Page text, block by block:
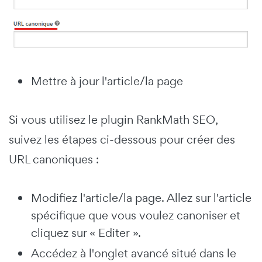
Mettre à jour l'article/la page
Si vous utilisez le plugin RankMath SEO,
suivez les étapes ci-dessous pour créer des
URL canoniques :
Modifiez l'article/la page. Allez sur l'article
spécifique que vous voulez canoniser et
cliquez sur « Editer ».
Accédez à l'onglet avancé situé dans le